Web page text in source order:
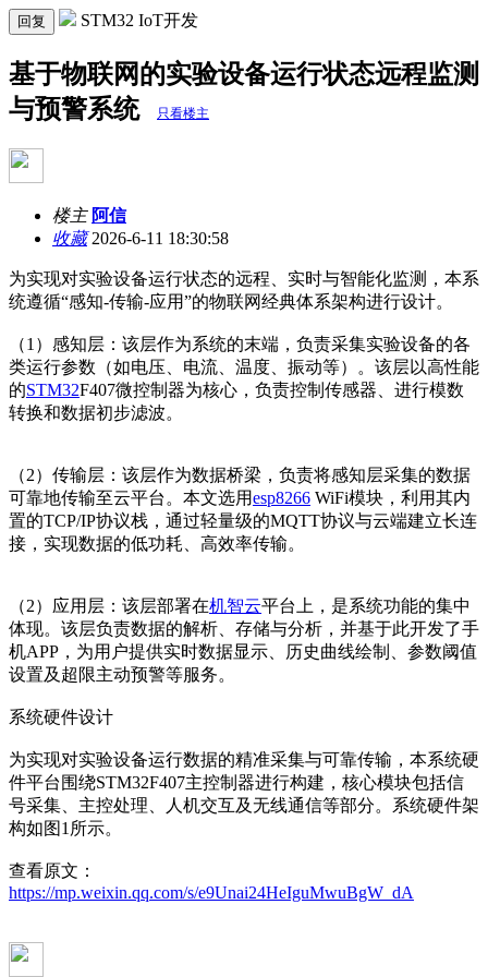
回复 STM32 IoT开发
基于物联网的实验设备运行状态远程监测
与预警系统
只看楼主
楼主 阿信
收藏2026-6-11 18:30:58
为实现对实验设备运行状态的远程、实时与智能化监测，本系
统遵循“感知-传输-应用”的物联网经典体系架构进行设计。
（1）感知层：该层作为系统的末端，负责采集实验设备的各
类运行参数（如电压、电流、温度、振动等）。该层以高性能
的STM32F407微控制器为核心，负责控制传感器、进行模数
转换和数据初步滤波。
（2）传输层：该层作为数据桥梁，负责将感知层采集的数据
可靠地传输至云平台。本文选用esp8266 WiFi模块，利用其内
置的TCP/IP协议栈，通过轻量级的MQTT协议与云端建立长连
接，实现数据的低功耗、高效率传输。
（2）应用层：该层部署在机智云平台上，是系统功能的集中
体现。该层负责数据的解析、存储与分析，并基于此开发了手
机APP，为用户提供实时数据显示、历史曲线绘制、参数阈值
设置及超限主动预警等服务。
系统硬件设计
为实现对实验设备运行数据的精准采集与可靠传输，本系统硬
件平台围绕STM32F407主控制器进行构建，核心模块包括信
号采集、主控处理、人机交互及无线通信等部分。系统硬件架
构如图1所示。
查看原文：
https://mp.weixin.qq.com/s/e9Unai24HeIguMwuBgW_dA